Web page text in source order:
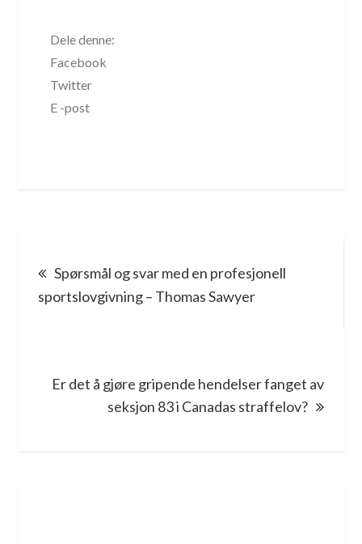
Dele denne:
Facebook
Twitter
E -post
navigation
Spørsmål og svar med en profesjonell
sportslovgivning – Thomas Sawyer
Er det å gjøre gripende hendelser fanget av
seksjon 83 i Canadas straffelov?